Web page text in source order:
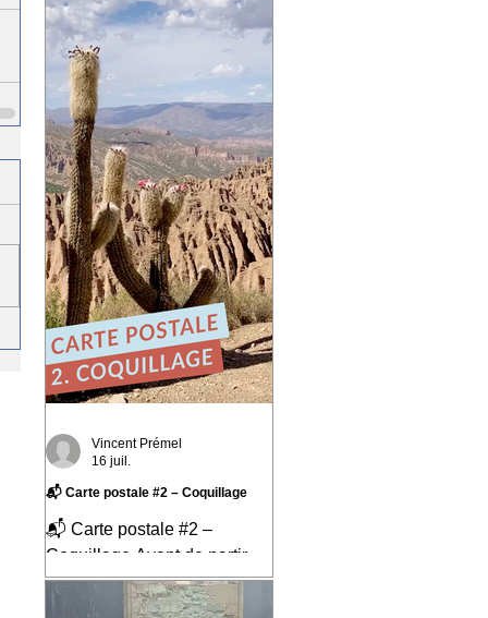
playlist du réseau Ferarock.
🎶 Un grand merci aux
programmateurs et aux
radios du réseau pour leur
confiance. La route
continue… ☀️ 🎧 Envie de
découvrir l'album ?
https://bfan.link/cafe-
campesino-carnets-d-
amerique-du-sud
#VincentPremel
#CafeCampesino #Ferarock
📬 Carte postale #2 – Coquillage
📬 Carte postale #2 –
Coquillage Avant de partir
pour neuf mois sur les routes
d'Amérique du Sud, j'ai écrit
Vincent Prémel
16 juil.